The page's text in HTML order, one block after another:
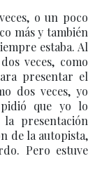
o un poco
más y también
estaba. Al
veces, como
presentar el
dos veces, yo
que yo lo
presentación
de la autopista,
Pero estuve